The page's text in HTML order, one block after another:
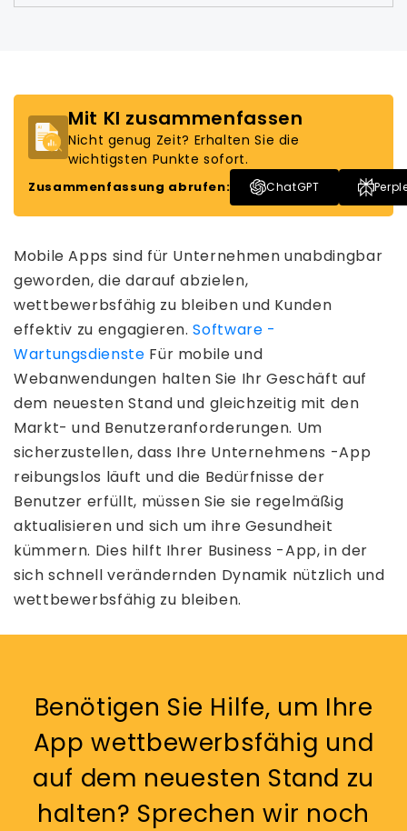
Mit KI zusammenfassen
Nicht genug Zeit? Erhalten Sie die
wichtigsten Punkte sofort.
Zusammenfassung abrufen: ChatGPT
Mobile Apps sind für Unternehmen unabdingbar
geworden, die darauf abzielen,
wettbewerbsfähig zu bleiben und Kunden
effektiv zu engagieren.Software -
Wartungsdienste Für mobile und
Webanwendungen halten Sie Ihr Geschäft auf
dem neuesten Stand und gleichzeitig mit den
Markt- und Benutzeranforderungen. Um
sicherzustellen, dass Ihre Unternehmens -App
reibungslos läuft und die Bedürfnisse der
Benutzer erfüllt, müssen Sie sie regelmäßig
aktualisieren und sich um ihre Gesundheit
kümmern. Dies hilft Ihrer Business -App, in der
sich schnell verändernden Dynamik nützlich und
wettbewerbsfähig zu bleiben.
Benötigen Sie Hilfe, um Ihre
App wettbewerbsfähig und
auf dem neuesten Stand zu
halten? Sprechen wir noch